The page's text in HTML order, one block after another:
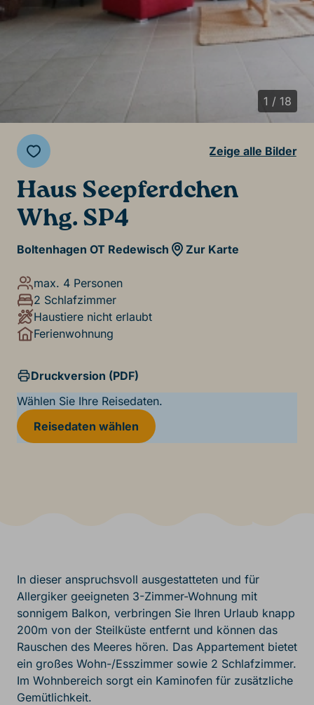
1 / 18
Zeige alle Bilder
Haus Seepferdchen
Whg. SP4
Boltenhagen OT Redewisch Zur Karte
max. 4 Personen
2 Schlafzimmer
Haustiere nicht erlaubt
Ferienwohnung
Druckversion (PDF)
Wählen Sie Ihre Reisedaten.
Reisedaten wählen
In dieser anspruchsvoll ausgestatteten und für
Allergiker geeigneten 3-Zimmer-Wohnung mit
sonnigem Balkon, verbringen Sie Ihren Urlaub knapp
200m von der Steilküste entfernt und können das
Rauschen des Meeres hören. Das Appartement bietet
ein großes Wohn-/Esszimmer sowie 2 Schlafzimmer.
Im Wohnbereich sorgt ein Kaminofen für zusätzliche
Gemütlichkeit.